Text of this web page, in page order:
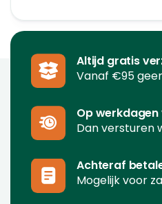
Altijd gratis
Vanaf €95
Op
Dan versturen
Achteraf
Mogelijk voor